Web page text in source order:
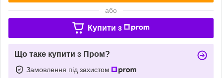
або
Купити з
Що таке купити з Пром?
Замовлення під захистом